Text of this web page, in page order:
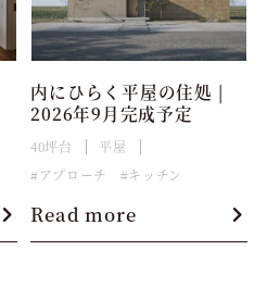
内にひらく平屋の住処 |
2026年9月完成予定
40坪台
平屋
アプローチ
キッチン
Read more